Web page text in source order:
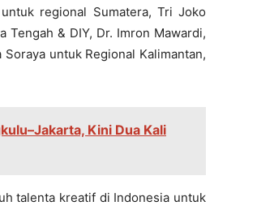
regional Sumatera, Tri Joko
Tengah & DIY, Dr. Imron Mawardi,
untuk Regional Kalimantan,
Kini Dua Kali
talenta kreatif di Indonesia untuk